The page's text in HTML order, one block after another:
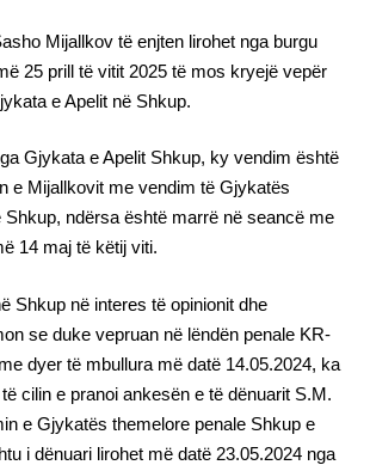
Mijallkov të enjten lirohet nga burgu
25 prill të vitit 2025 të mos kryejë vepër
e Apelit në Shkup.
Gjykata e Apelit Shkup, ky vendim është
e Mijallkovit me vendim të Gjykatës
Shkup, ndërsa është marrë në seancë me
14 maj të këtij viti.
Shkup në interes të opinionit dhe
se duke vepruan në lëndën penale KR-
dyer të mbullura më datë 14.05.2024, ka
cilin e pranoi ankesën e të dënuarit S.M.
e Gjykatës themelore penale Shkup e
i dënuari lirohet më datë 23.05.2024 nga